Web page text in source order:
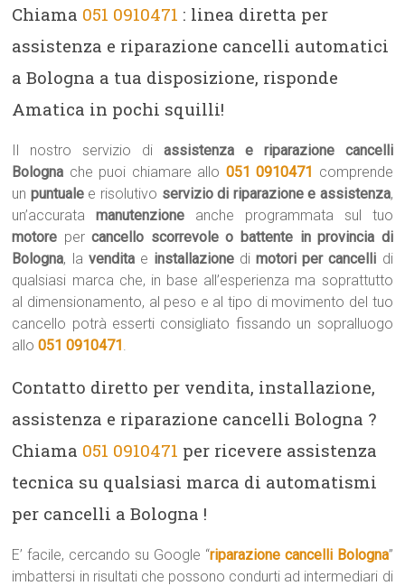
Chiama 051 0910471 : linea diretta per
assistenza e riparazione cancelli automatici
a Bologna a tua disposizione, risponde
Amatica in pochi squilli!
Il nostro servizio di assistenza e riparazione cancelli
Bologna che puoi chiamare allo 051 0910471 comprende
un puntualee risolutivo servizio di riparazione e assistenza,
un’accuratamanutenzione anche programmata sul tuo
motore percancello scorrevole o battente in provincia di
Bologna, la venditae installazionedimotori per cancelli di
qualsiasi marca che, in base all’esperienza ma soprattutto
al dimensionamento, al peso e al tipo di movimento del tuo
cancello potrà esserti consigliato fissando un sopralluogo
allo051 0910471.
Contatto diretto per vendita, installazione,
assistenza e riparazione cancelli Bologna ?
Chiama 051 0910471 per ricevere assistenza
tecnica su qualsiasi marca di automatismi
per cancelli a Bologna !
E’ facile, cercando su Google “riparazione cancelli Bologna”
imbattersi in risultati che possono condurti ad intermediari di